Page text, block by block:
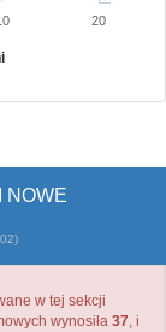
20
NOWE
w tej sekcji
wynosiła 37, i